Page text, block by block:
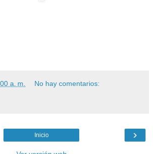
a. m. No hay comentarios:
›
Inicio